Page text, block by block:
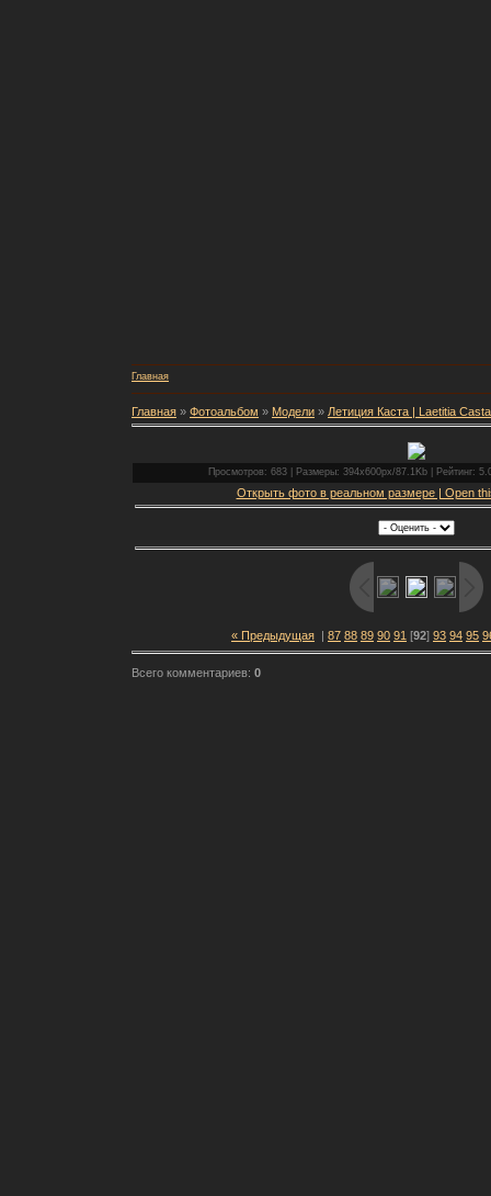
Главная
Главная » Фотоальбом » Модели » Летиция Каста | Laetitia Casta
Просмотров: 683 | Размеры: 394x600px/87.1Kb | Рейтинг:
Открыть фото в реальном размере | Open
« Предыдущая | 87 88 89 90 91 [92] 93 94 95
Всего комментариев: 0